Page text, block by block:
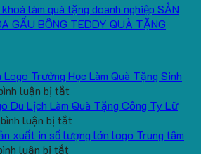
SẢN
GẤU BÔNG TEDDY QUÀ TẶNG
Trường Học Làm Quà Tặng Sinh
luận bị tắt
Gấu
Bông
Mini
Du Lịch Làm Quà Tặng Công Ty Lữ
luận bị tắt
Gối
xuất in số lượng lớn logo Trung tâm
luận bị tắt